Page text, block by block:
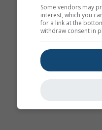
Some vendors may
interest, which you
for a link at the
withdraw consent in